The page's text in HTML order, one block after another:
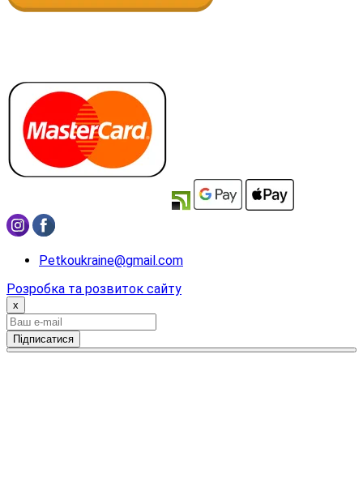
Petkoukraine@gmail.com
Розробка та розвиток сайту
x